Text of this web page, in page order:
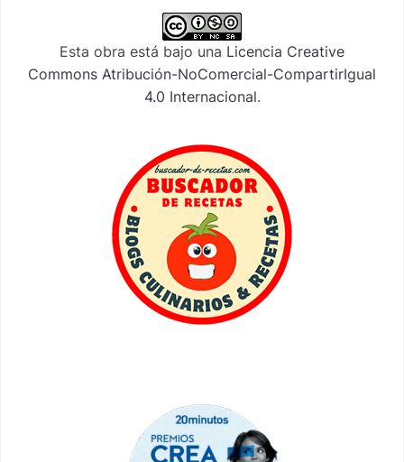
Esta obra está bajo una Licencia Creative
Commons Atribución-NoComercial-CompartirIgual
4.0 Internacional.